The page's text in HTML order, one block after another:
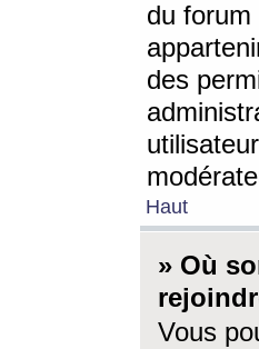
du forum
des
Haut
» Où
Vous